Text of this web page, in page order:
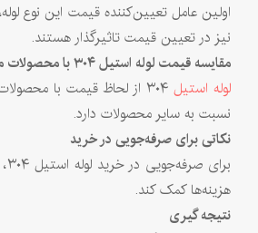
اولین عامل تعیین‌کننده قیمت این نوع
نیز در تعیین قیمت تاثیرگذار هستند.
مقایسه قیمت لوله استیل۳۰۴با محصولات
لوله استیل
نسبت به سایر محصولات دارد.
نکاتی برای صرفه‌جویی در خرید
هزینه‌ها کمک کند.
نتیجه گیری